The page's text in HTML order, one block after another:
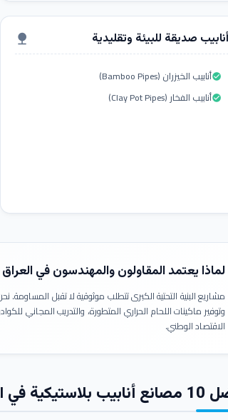
أنابيب صديقة للبيئة وتقليدية nature
أنابيب الخيزران (Bamboo Pipes)check_circle
أنابيب الفخار (Clay Pot Pipes)check_circle
لماذا يعتمد المقاولون والمهندسون في
مشاريع البنية التحتية الكبرى تتطلب موثوقية لا تقبل المساومة.
وتوفير ماكينات اللحام الحراري المتطورة، والتدريب المجاني
الاقتصاد الوطني.
في العراق